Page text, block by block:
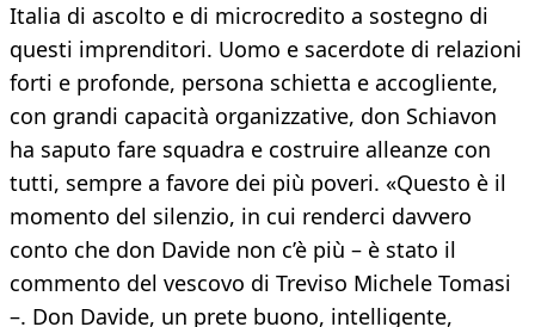
Italia di ascolto e di microcredito a sostegno di
questi imprenditori. Uomo e sacerdote di relazioni
forti e profonde, persona schietta e accogliente,
con grandi capacità organizzative, don Schiavon
ha saputo fare squadra e costruire alleanze con
tutti, sempre a favore dei più poveri. «Questo è il
momento del silenzio, in cui renderci davvero
conto che don Davide non c’è più – è stato il
commento del vescovo di Treviso Michele Tomasi
–. Don Davide, un prete buono, intelligente,